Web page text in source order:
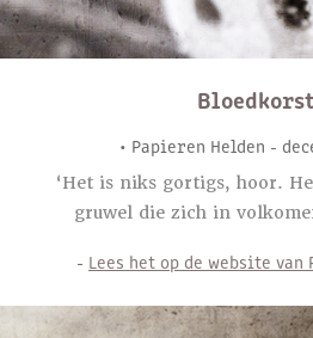
• Papieren Helden -
‘Het is niks gortigs, hoor.
gruwel die zich in
- Lees het op de website van